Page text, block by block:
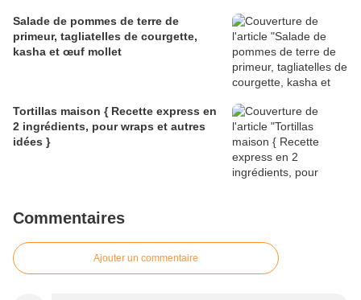
Salade de pommes de terre de
primeur, tagliatelles de courgette,
kasha et œuf mollet
Tortillas maison { Recette express en
2 ingrédients, pour wraps et autres
idées }
Commentaires
Ajouter un commentaire